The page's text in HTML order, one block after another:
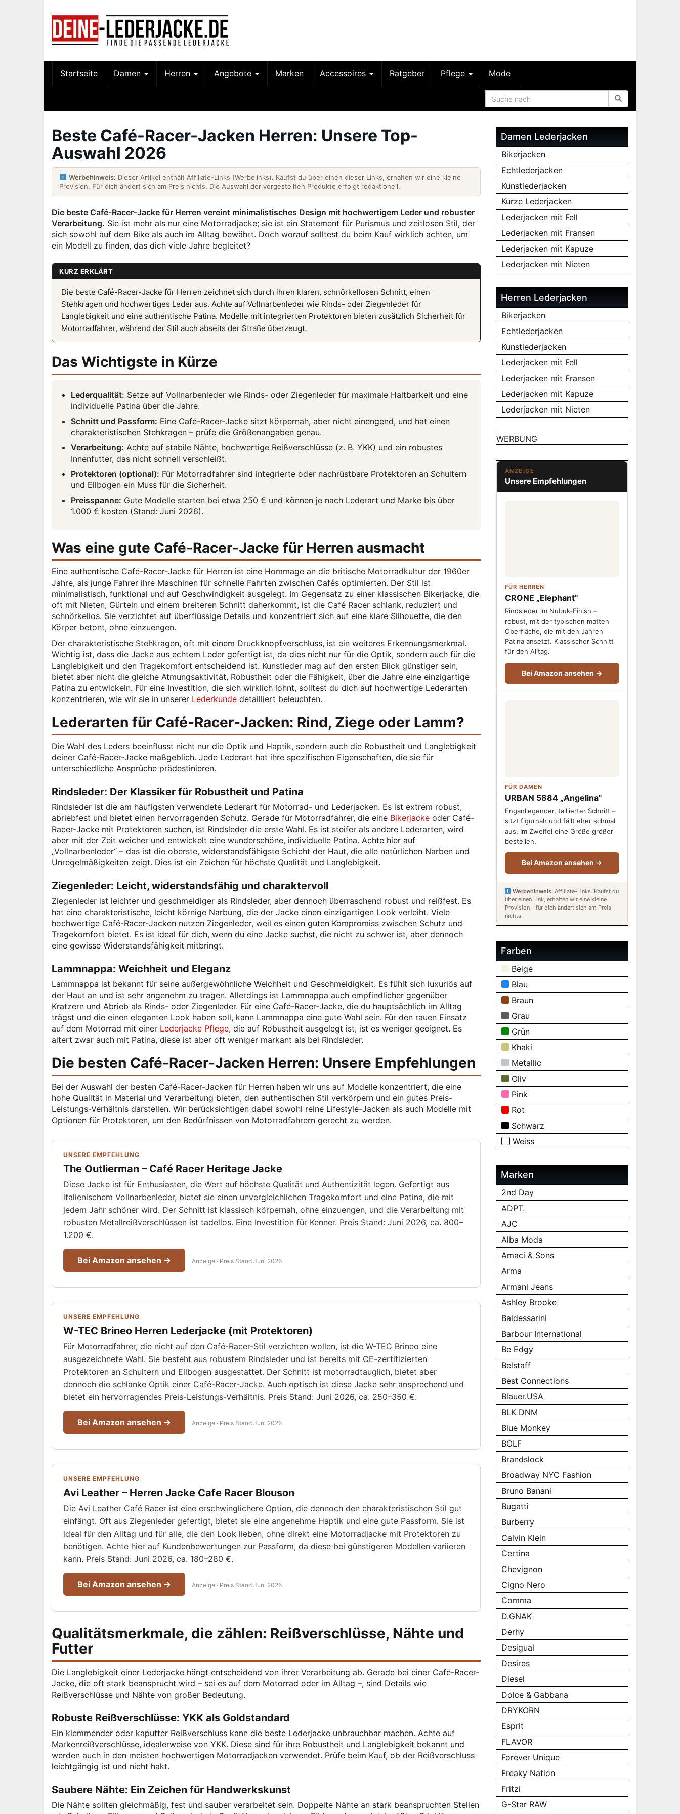
Startseite Damen Herren Angebote Marken Accessoires Ratgeber Pflege Mode
Beste Café-Racer-Jacken Herren: Unsere Top-
Auswahl 2026
Werbehinweis: Dieser Artikel enthält Affiliate-Links (Werbelinks). Kaufst du über einen dieser Links, erhalten wir eine kleine
Provision. Für dich ändert sich am Preis nichts. Die Auswahl der vorgestellten Produkte erfolgt redaktionell.
Die beste Café-Racer-Jacke für Herren vereint minimalistisches Design mit hochwertigem Leder und robuster
Verarbeitung. Sie ist mehr als nur eine Motorradjacke; sie ist ein Statement für Purismus und zeitlosen Stil, der
sich sowohl auf dem Bike als auch im Alltag bewährt. Doch worauf solltest du beim Kauf wirklich achten, um
ein Modell zu finden, das dich viele Jahre begleitet?
KURZ ERKLÄRT
Die beste Café-Racer-Jacke für Herren zeichnet sich durch ihren klaren, schnörkellosen Schnitt, einen
Stehkragen und hochwertiges Leder aus. Achte auf Vollnarbenleder wie Rinds- oder Ziegenleder für
Langlebigkeit und eine authentische Patina. Modelle mit integrierten Protektoren bieten zusätzlich Sicherheit für
Motorradfahrer, während der Stil auch abseits der Straße überzeugt.
Das Wichtigste in Kürze
Lederqualität: Setze auf Vollnarbenleder wie Rinds- oder Ziegenleder für maximale Haltbarkeit und eine
individuelle Patina über die Jahre.
Schnitt und Passform: Eine Café-Racer-Jacke sitzt körpernah, aber nicht einengend, und hat einen
charakteristischen Stehkragen – prüfe die Größenangaben genau.
Verarbeitung: Achte auf stabile Nähte, hochwertige Reißverschlüsse (z. B. YKK) und ein robustes
Innenfutter, das nicht schnell verschleißt.
Protektoren (optional): Für Motorradfahrer sind integrierte oder nachrüstbare Protektoren an Schultern
und Ellbogen ein Muss für die Sicherheit.
Preisspanne: Gute Modelle starten bei etwa 250 € und können je nach Lederart und Marke bis über
1.000 € kosten (Stand: Juni 2026).
Was eine gute Café-Racer-Jacke für Herren ausmacht
Eine authentische Café-Racer-Jacke für Herren ist eine Hommage an die britische Motorradkultur der 1960er
Jahre, als junge Fahrer ihre Maschinen für schnelle Fahrten zwischen Cafés optimierten. Der Stil ist
minimalistisch, funktional und auf Geschwindigkeit ausgelegt. Im Gegensatz zu einer klassischen Bikerjacke, die
oft mit Nieten, Gürteln und einem breiteren Schnitt daherkommt, ist die Café Racer schlank, reduziert und
schnörkellos. Sie verzichtet auf überflüssige Details und konzentriert sich auf eine klare Silhouette, die den
Körper betont, ohne einzuengen.
Der charakteristische Stehkragen, oft mit einem Druckknopfverschluss, ist ein weiteres Erkennungsmerkmal.
Wichtig ist, dass die Jacke aus echtem Leder gefertigt ist, da dies nicht nur für die Optik, sondern auch für die
Langlebigkeit und den Tragekomfort entscheidend ist. Kunstleder mag auf den ersten Blick günstiger sein,
bietet aber nicht die gleiche Atmungsaktivität, Robustheit oder die Fähigkeit, über die Jahre eine einzigartige
Patina zu entwickeln. Für eine Investition, die sich wirklich lohnt, solltest du dich auf hochwertige Lederarten
konzentrieren, wie wir sie in unserer Lederkunde detailliert beleuchten.
Lederarten für Café-Racer-Jacken: Rind, Ziege oder Lamm?
Die Wahl des Leders beeinflusst nicht nur die Optik und Haptik, sondern auch die Robustheit und Langlebigkeit
deiner Café-Racer-Jacke maßgeblich. Jede Lederart hat ihre spezifischen Eigenschaften, die sie für
unterschiedliche Ansprüche prädestinieren.
Rindsleder: Der Klassiker für Robustheit und Patina
Rindsleder ist die am häufigsten verwendete Lederart für Motorrad- und Lederjacken. Es ist extrem robust,
abriebfest und bietet einen hervorragenden Schutz. Gerade für Motorradfahrer, die eine Bikerjacke oder Café-
Racer-Jacke mit Protektoren suchen, ist Rindsleder die erste Wahl. Es ist steifer als andere Lederarten, wird
aber mit der Zeit weicher und entwickelt eine wunderschöne, individuelle Patina. Achte hier auf
„Vollnarbenleder“ – das ist die oberste, widerstandsfähigste Schicht der Haut, die alle natürlichen Narben und
Unregelmäßigkeiten zeigt. Dies ist ein Zeichen für höchste Qualität und Langlebigkeit.
Ziegenleder: Leicht, widerstandsfähig und charaktervoll
Ziegenleder ist leichter und geschmeidiger als Rindsleder, aber dennoch überraschend robust und reißfest. Es
hat eine charakteristische, leicht körnige Narbung, die der Jacke einen einzigartigen Look verleiht. Viele
hochwertige Café-Racer-Jacken nutzen Ziegenleder, weil es einen guten Kompromiss zwischen Schutz und
Tragekomfort bietet. Es ist ideal für dich, wenn du eine Jacke suchst, die nicht zu schwer ist, aber dennoch
eine gewisse Widerstandsfähigkeit mitbringt.
Lammnappa: Weichheit und Eleganz
Lammnappa ist bekannt für seine außergewöhnliche Weichheit und Geschmeidigkeit. Es fühlt sich luxuriös auf
der Haut an und ist sehr angenehm zu tragen. Allerdings ist Lammnappa auch empfindlicher gegenüber
Kratzern und Abrieb als Rinds- oder Ziegenleder. Für eine Café-Racer-Jacke, die du hauptsächlich im Alltag
trägst und die einen eleganten Look haben soll, kann Lammnappa eine gute Wahl sein. Für den rauen Einsatz
auf dem Motorrad mit einer Lederjacke Pflege, die auf Robustheit ausgelegt ist, ist es weniger geeignet. Es
altert zwar auch mit Patina, diese ist aber oft weniger markant als bei Rindsleder.
Die besten Café-Racer-Jacken Herren: Unsere Empfehlungen
Bei der Auswahl der besten Café-Racer-Jacken für Herren haben wir uns auf Modelle konzentriert, die eine
hohe Qualität in Material und Verarbeitung bieten, den authentischen Stil verkörpern und ein gutes Preis-
Leistungs-Verhältnis darstellen. Wir berücksichtigen dabei sowohl reine Lifestyle-Jacken als auch Modelle mit
Optionen für Protektoren, um den Bedürfnissen von Motorradfahrern gerecht zu werden.
UNSERE EMPFEHLUNG
The Outlierman – Café Racer Heritage Jacke
Diese Jacke ist für Enthusiasten, die Wert auf höchste Qualität und Authentizität legen. Gefertigt aus
italienischem Vollnarbenleder, bietet sie einen unvergleichlichen Tragekomfort und eine Patina, die mit
jedem Jahr schöner wird. Der Schnitt ist klassisch körpernah, ohne einzuengen, und die Verarbeitung mit
robusten Metallreißverschlüssen ist tadellos. Eine Investition für Kenner. Preis Stand: Juni 2026, ca. 800–
1.200 €.
Bei Amazon ansehen → Anzeige · Preis Stand Juni 2026
UNSERE EMPFEHLUNG
W-TEC Brineo Herren Lederjacke (mit Protektoren)
Für Motorradfahrer, die nicht auf den Café-Racer-Stil verzichten wollen, ist die W-TEC Brineo eine
ausgezeichnete Wahl. Sie besteht aus robustem Rindsleder und ist bereits mit CE-zertifizierten
Protektoren an Schultern und Ellbogen ausgestattet. Der Schnitt ist motorradtauglich, bietet aber
dennoch die schlanke Optik einer Café-Racer-Jacke. Auch optisch ist diese Jacke sehr ansprechend und
bietet ein hervorragendes Preis-Leistungs-Verhältnis. Preis Stand: Juni 2026, ca. 250–350 €.
Bei Amazon ansehen → Anzeige · Preis Stand Juni 2026
UNSERE EMPFEHLUNG
Avi Leather – Herren Jacke Cafe Racer Blouson
Die Avi Leather Café Racer ist eine erschwinglichere Option, die dennoch den charakteristischen Stil gut
einfängt. Oft aus Ziegenleder gefertigt, bietet sie eine angenehme Haptik und eine gute Passform. Sie ist
ideal für den Alltag und für alle, die den Look lieben, ohne direkt eine Motorradjacke mit Protektoren zu
benötigen. Achte hier auf Kundenbewertungen zur Passform, da diese bei günstigeren Modellen variieren
kann. Preis Stand: Juni 2026, ca. 180–280 €.
Bei Amazon ansehen → Anzeige · Preis Stand Juni 2026
Qualitätsmerkmale, die zählen: Reißverschlüsse, Nähte und
Futter
Die Langlebigkeit einer Lederjacke hängt entscheidend von ihrer Verarbeitung ab. Gerade bei einer Café-Racer-
Jacke, die oft stark beansprucht wird – sei es auf dem Motorrad oder im Alltag –, sind Details wie
Reißverschlüsse und Nähte von großer Bedeutung.
Robuste Reißverschlüsse: YKK als Goldstandard
Ein klemmender oder kaputter Reißverschluss kann die beste Lederjacke unbrauchbar machen. Achte auf
Markenreißverschlüsse, idealerweise von YKK. Diese sind für ihre Robustheit und Langlebigkeit bekannt und
werden auch in den meisten hochwertigen Motorradjacken verwendet. Prüfe beim Kauf, ob der Reißverschluss
leichtgängig ist und nicht hakt.
Saubere Nähte: Ein Zeichen für Handwerkskunst
Die Nähte sollten gleichmäßig, fest und sauber verarbeitet sein. Doppelte Nähte an stark beanspruchten Stellen
Damen Lederjacken
Bikerjacken
Echtlederjacken
Kunstlederjacken
Kurze Lederjacken
Lederjacken mit Fell
Lederjacken mit Fransen
Lederjacken mit Kapuze
Lederjacken mit Nieten
Herren Lederjacken
Bikerjacken
Echtlederjacken
Kunstlederjacken
Lederjacken mit Fell
Lederjacken mit Fransen
Lederjacken mit Kapuze
Lederjacken mit Nieten
WERBUNG
ANZEIGE
Unsere Empfehlungen
FÜR HERREN
CRONE „Elephant"
Rindsleder im Nubuk-Finish –
robust, mit der typischen matten
Oberfläche, die mit den Jahren
Patina ansetzt. Klassischer Schnitt
für den Alltag.
Bei Amazon ansehen →
FÜR DAMEN
URBAN 5884 „Angelina"
Enganliegender, taillierter Schnitt –
sitzt figurnah und fällt eher schmal
aus. Im Zweifel eine Größe größer
bestellen.
Bei Amazon ansehen →
Werbehinweis: Affiliate-Links. Kaufst du
über einen Link, erhalten wir eine kleine
Provision – für dich ändert sich am Preis
nichts.
Farben
Beige
Blau
Braun
Grau
Grün
Khaki
Metallic
Oliv
Pink
Rot
Schwarz
Weiss
Marken
2nd Day
ADPT.
AJC
Alba Moda
Amaci & Sons
Arma
Armani Jeans
Ashley Brooke
Baldessarini
Barbour International
Be Edgy
Belstaff
Best Connections
Blauer.USA
BLK DNM
Blue Monkey
BOLF
Brandslock
Broadway NYC Fashion
Bruno Banani
Bugatti
Burberry
Calvin Klein
Certina
Chevignon
Cigno Nero
Comma
D.GNAK
Derhy
Desigual
Desires
Diesel
Dolce & Gabbana
DRYKORN
Esprit
FLAVOR
Forever Unique
Freaky Nation
Fritzi
G-Star RAW